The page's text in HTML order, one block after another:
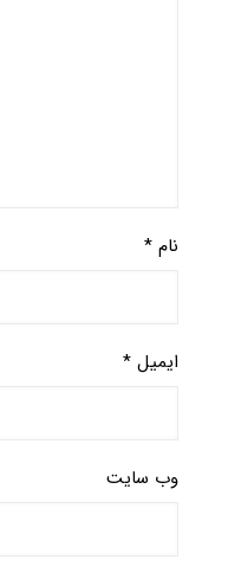
نام*
ایمیل*
وب‌ سایت